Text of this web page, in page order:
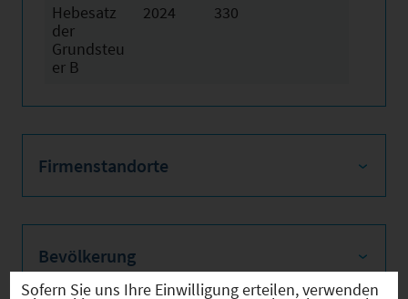
Hebesatz
der
Grundsteu
er B
2024 330
Firmenstandorte
Bevölkerung
Sofern Sie uns Ihre Einwilligung erteilen, verwenden